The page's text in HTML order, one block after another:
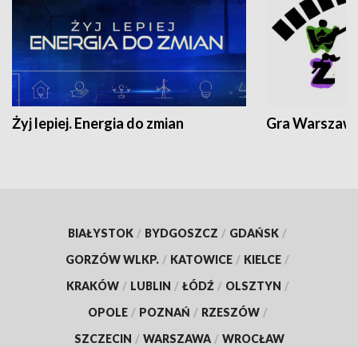
Żyj lepiej. Energia do zmian Gra
BIAŁYSTOK / BYDGOSZCZ / GDAŃSK /
GORZÓW WLKP. / KATOWICE / KIELCE /
KRAKÓW / LUBLIN / ŁÓDŹ / OLSZTYN /
OPOLE / POZNAŃ / RZESZÓW /
SZCZECIN / WARSZAWA / WROCŁAW